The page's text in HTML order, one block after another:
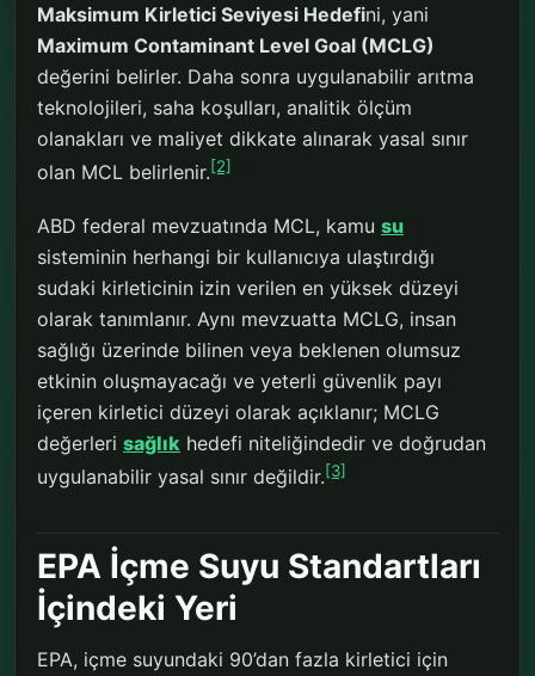
Maksimum Kirletici Seviyesi Hedefini, yani
Maximum Contaminant Level Goal (MCLG)
değerini belirler. Daha sonra uygulanabilir arıtma
teknolojileri, saha koşulları, analitik ölçüm
olanakları ve maliyet dikkate alınarak yasal sınır
olan MCL belirlenir.[2]
ABD federal mevzuatında MCL, kamu su
sisteminin herhangi bir kullanıcıya ulaştırdığı
sudaki kirleticinin izin verilen en yüksek düzeyi
olarak tanımlanır. Aynı mevzuatta MCLG, insan
sağlığı üzerinde bilinen veya beklenen olumsuz
etkinin oluşmayacağı ve yeterli güvenlik payı
içeren kirletici düzeyi olarak açıklanır; MCLG
değerleri sağlık hedefi niteliğindedir ve doğrudan
uygulanabilir yasal sınır değildir.[3]
EPA İçme Suyu Standartları
İçindeki Yeri
EPA, içme suyundaki 90’dan fazla kirletici için